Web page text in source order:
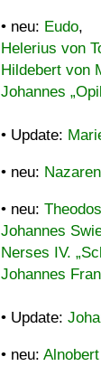
• neu: Eudo,
Helerius von
Hildebert von
Johannes
• Update:
• neu:
• neu:
Johannes
Nerses IV.
Johannes
• Update:
• neu: